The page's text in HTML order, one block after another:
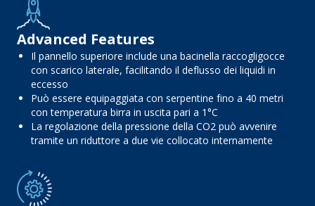
Advanced Features
Il pannello superiore include una bacinella raccogligocce
con scarico laterale, facilitando il deflusso dei liquidi in
eccesso
Può essere equipaggiata con serpentine fino a 40 metri
con temperatura birra in uscita pari a 1°C
La regolazione della pressione della CO2 può avvenire
tramite un riduttore a due vie collocato internamente